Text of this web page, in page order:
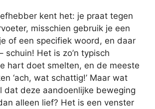
kent het: je praat tegen
misschien gebruik je een
of een specifiek woord, en daar
schuin! Het is zo’n typisch
hart doet smelten, en de meeste
‘ach, wat schattig!’ Maar wat
dat deze aandoenlijke beweging
alleen lief? Het is een venster